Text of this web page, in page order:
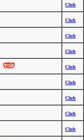
Club
Club
Club
Club
Club
Club
Club
Club
Club